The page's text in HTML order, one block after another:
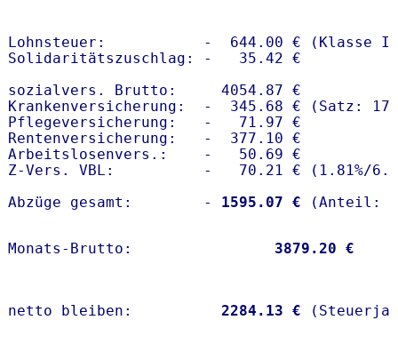
Lohnsteuer:           -  644.00 € (Klasse I)
Solidaritätszuschlag: -   35.42 €
sozialvers. Brutto:     4054.87 €
Krankenversicherung:  -  345.68 € (Satz:
Pflegeversicherung:   -   71.97 €
Rentenversicherung:   -  377.10 €
Arbeitslosenvers.:    -   50.69 €
Z-Vers. VBL:          -   70.21 € ( 1.81%/
Abzüge gesamt:        -
1595.07 €
Monats-Brutto: 3879.20 €
netto bleiben: 2284.13 €